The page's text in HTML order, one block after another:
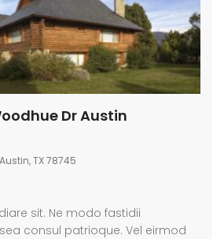
Dr Austin
TX 78745
sit. Ne modo fastidii
consul patrioque. Vel eirmod